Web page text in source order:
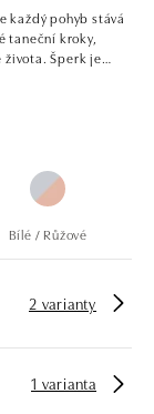
každý pohyb stává
taneční kroky,
života. Šperk je
i čiré diamanty
náušnice, prsteny
královna
diamantů a
Ať už vybíráte
nedarujete s
Bílé / Růžové
2 varianty
1 varianta